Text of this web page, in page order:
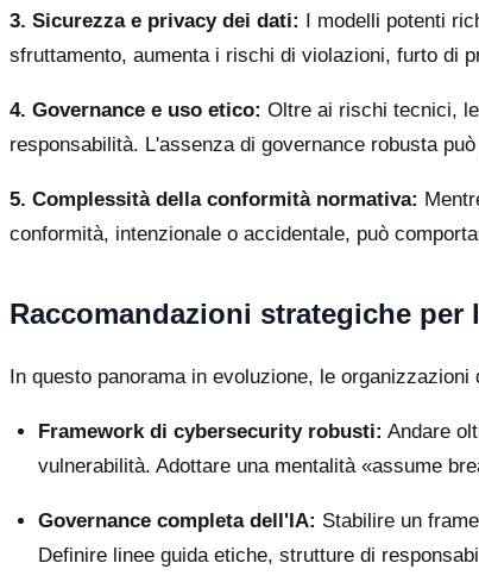
3. Sicurezza e privacy dei dati:
I modelli potenti
sfruttamento, aumenta i rischi di violazioni, furto di
4. Governance e uso etico: Oltre ai rischi tecnici,
responsabilità. L'assenza di governance robusta
5. Complessità della conformità normativa:
conformità, intenzionale o accidentale, può
Raccomandazioni strategiche per
In questo panorama in evoluzione, le
Framework di cybersecurity robusti: Andare
vulnerabilità. Adottare una mentalità «assume
Governance completa dell'IA: Stabilire un
Definire linee guida etiche, strutture di